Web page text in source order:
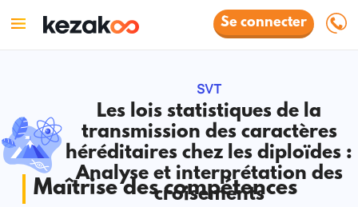
Se connecter
SVT
Les lois statistiques de la
transmission des caractères
héréditaires chez les diploïdes :
Analyse et interprétation des
croisements
Maîtrise des compétences